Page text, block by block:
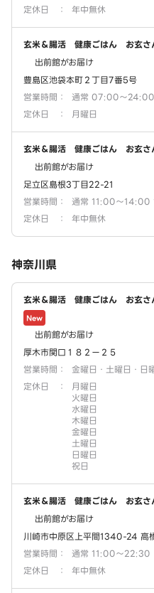
定休日
： 年中無休
玄米＆腸活 健康ごはん お玄さ
出前館がお届け
豊島区池袋本町２丁目7番5号
営業時間 ：
通常 07:00～24:00
定休日
： 月曜日
玄米＆腸活 健康ごはん お玄さ
出前館がお届け
足立区島根3丁目22-21
営業時間 ：
通常 11:00～
定休日
： 年中無休
神奈川県
玄米＆腸活 健康ごはん お玄さ
New
出前館がお届け
厚木市関口１８２ー２５
営業時間 ：
金曜日・土曜日・
定休日
：
月曜日
火曜日
水曜日
木曜日
金曜日
土曜日
日曜日
祝日
玄米＆腸活 健康ごはん お玄さ
出前館がお届け
川崎市中原区上平間1340-24 高
営業時間 ：
通常 11:00～22:30
定休日
： 年中無休